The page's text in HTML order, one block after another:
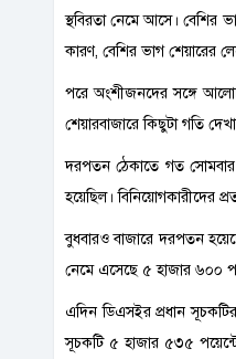
স্থবিরতা নেমে আসে। বেশির
কারণ, বেশির ভাগ শেয়ারের
পরে অংশীজনদের সঙ্গে
শেয়ারবাজারে কিছুটা গতি
দরপতন ঠেকাতে গত সোমবার
হয়েছিল। বিনিয়োগকারীদের
বুধবারও বাজারে দরপতন
নেমে এসেছে ৫ হাজার ৬০০
এদিন ডিএসইর প্রধান
সূচকটি ৫ হাজার ৫৩৫